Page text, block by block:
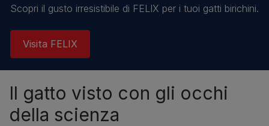
Scopri il gusto irresistibile di FELIX per i tuoi gatti birichini.
Visita FELIX
Il gatto visto con gli occhi
della scienza